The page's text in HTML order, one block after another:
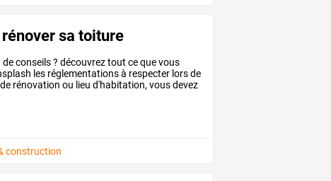
sa toiture
deconseils? découvreztout cequevous
les réglementationsà respecter lorsde
de rénovation ou lieu d'habitation,vousdevez
construction